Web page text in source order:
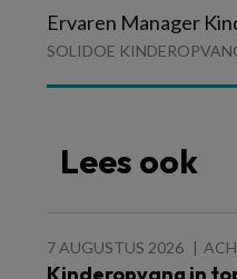
Ervaren Manager
SOLIDOE
Lees ook
7 AUGUSTUS 2026